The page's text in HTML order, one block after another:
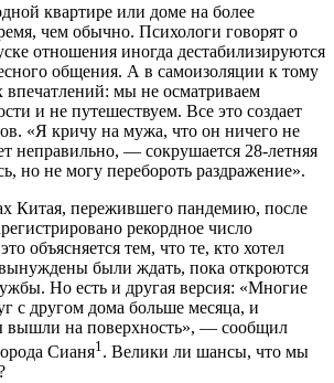
квартире или доме на более
чем обычно. Психологи говорят о
отношения иногда дестабилизируются
общения. А в само­изоляции к тому
мы не осматриваем
и не путешествуем. Все это создает
«Я кричу на мужа, что он ничего не
неправильно, — сокрушается 28-летняя
но не могу перебороть раздражение».
Китая, пережившего пандемию, после
рекордное число
объясняется тем, что те, кто хотел
вынуждены были ждать, пока откроются
Но есть и другая версия: «Многие
с другом дома больше месяца, и
вышли на поверхность», — сообщил
Сианя1 . Велики ли шансы, что мы